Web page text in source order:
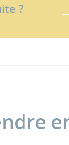
?